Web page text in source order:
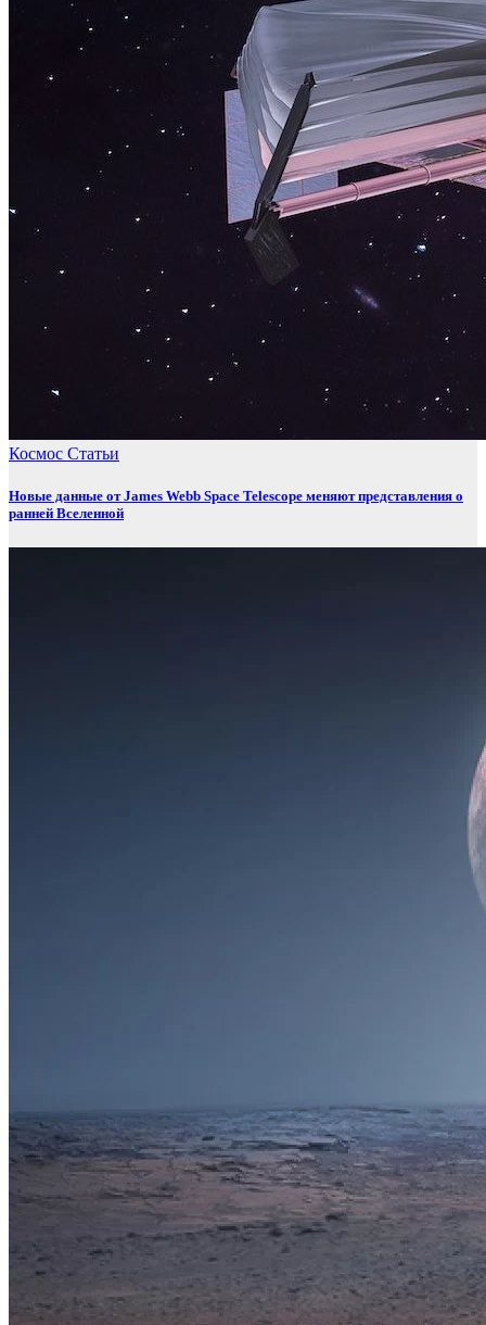
Космос Статьи
Новые данные от James Webb Space Telescope меняют представления о
ранней Вселенной